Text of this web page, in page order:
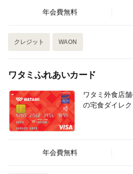
年会費無料
クレジット WAON
ワタミふれあいカード
ワタミ外食店
の宅食ダイレ
年会費無料